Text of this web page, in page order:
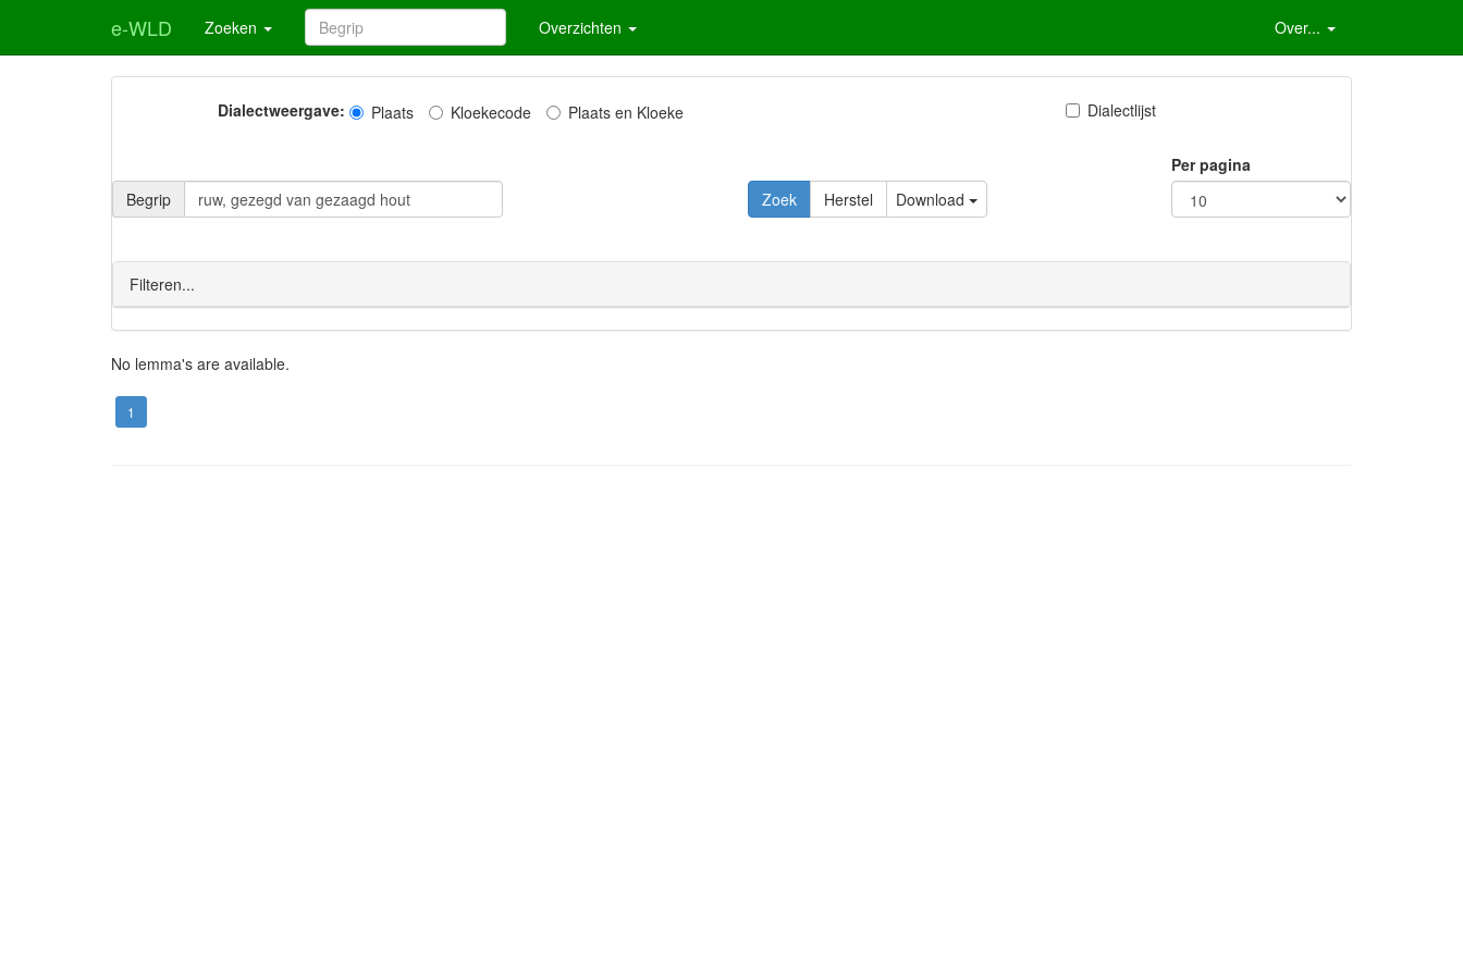
e-WLD Zoeken Overzichten Over...
Dialectweergave: Plaats Kloekecode Plaats en Kloeke Dialectlijst
Begrip Zoek Herstel Download
Per pagina
Filteren...
No lemma's are available.
1